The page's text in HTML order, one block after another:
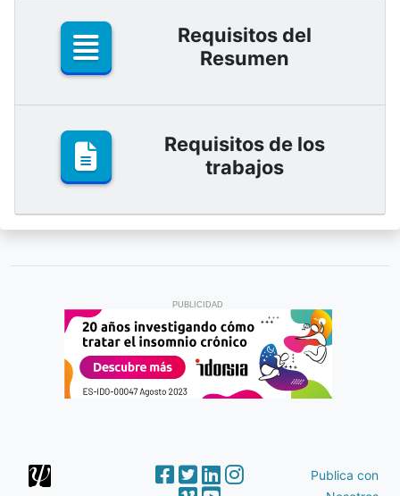
Requisitos del
Resumen
Requisitos de los
trabajos
PUBLICIDAD
Publica con